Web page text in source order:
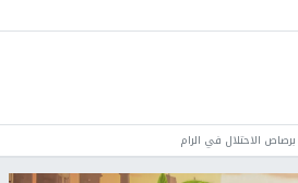
الاحتلال في الرام